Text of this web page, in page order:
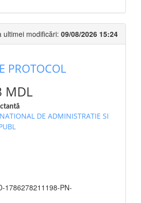
ultimei modificări: 09/08/2026 15:24
PROTOCOL
MDL
DE ADMINISTRATIE SI
1786278211198-PN-